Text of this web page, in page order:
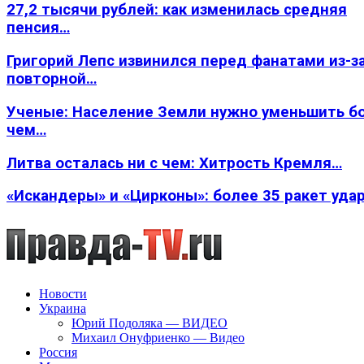
27,2 тысячи рублей: как изменилась средняя
пенсия…
Григорий Лепс извинился перед фанатами из-
повторной…
Ученые: Население Земли нужно уменьшить
чем…
Литва осталась ни с чем: Хитрость Кремля…
«Искандеры» и «Цирконы»: более 35 ракет
Новости
Украина
Юрий Подоляка — ВИДЕО
Михаил Онуфриенко — Видео
Россия